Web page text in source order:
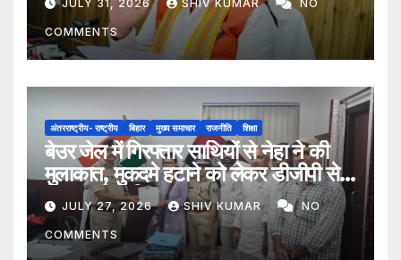
JULY 31, 2026 SHIV KUMAR NO
COMMENTS
अंतरराष्ट्रीय- राष्ट्रीय बिहार मुख्य समाचार राजनीति शिक्षा
बेउर जेल में गिरफ्तार साथियों से नेहा ने की
मुलाकात, मुकदमे हटाने को लेकर डीजीपी से
मिला प्रतिनिधिमंडल
JULY 27, 2026 SHIV KUMAR NO
COMMENTS